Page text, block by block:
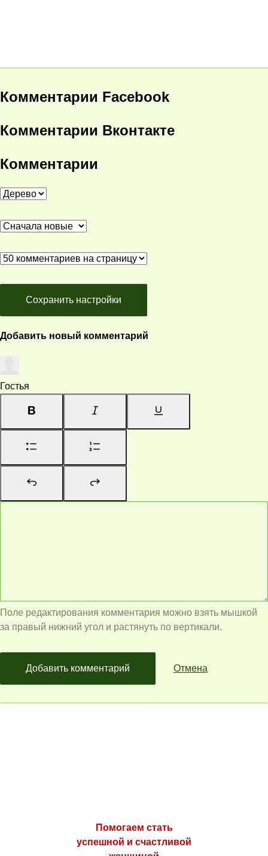
Комментарии Facebook
Комментарии Вконтакте
Комментарии
Сохранить настройки
Добавить новый комментарий
Гостья
Поле редактирования комментария можно взять мышкой
за правый нижний угол и растянуть по вертикали.
Добавить комментарий Отмена
Помогаем стать
успешной и счастливой